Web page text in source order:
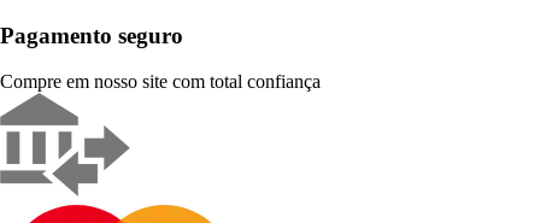
Pagamento seguro
Compre em nosso site com total confiança